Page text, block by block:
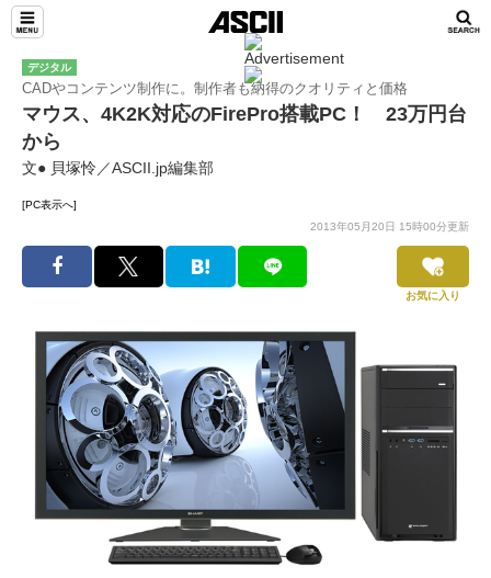
デジタル
CADやコンテンツ制作に。制作者も納得のクオリティと価格
マウス、4K2K対応のFirePro搭載PC！ 23万円台
から
文● 貝塚怜／ASCII.jp編集部
[PC表示へ]
2013年05月20日 15時00分更新
お気に入り